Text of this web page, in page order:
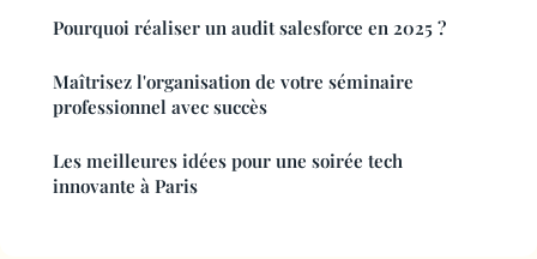
Pourquoi réaliser un audit salesforce en 2025 ?
Maîtrisez l'organisation de votre séminaire
professionnel avec succès
Les meilleures idées pour une soirée tech
innovante à Paris